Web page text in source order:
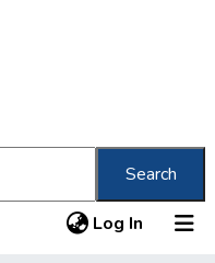
Search
Log In (current)